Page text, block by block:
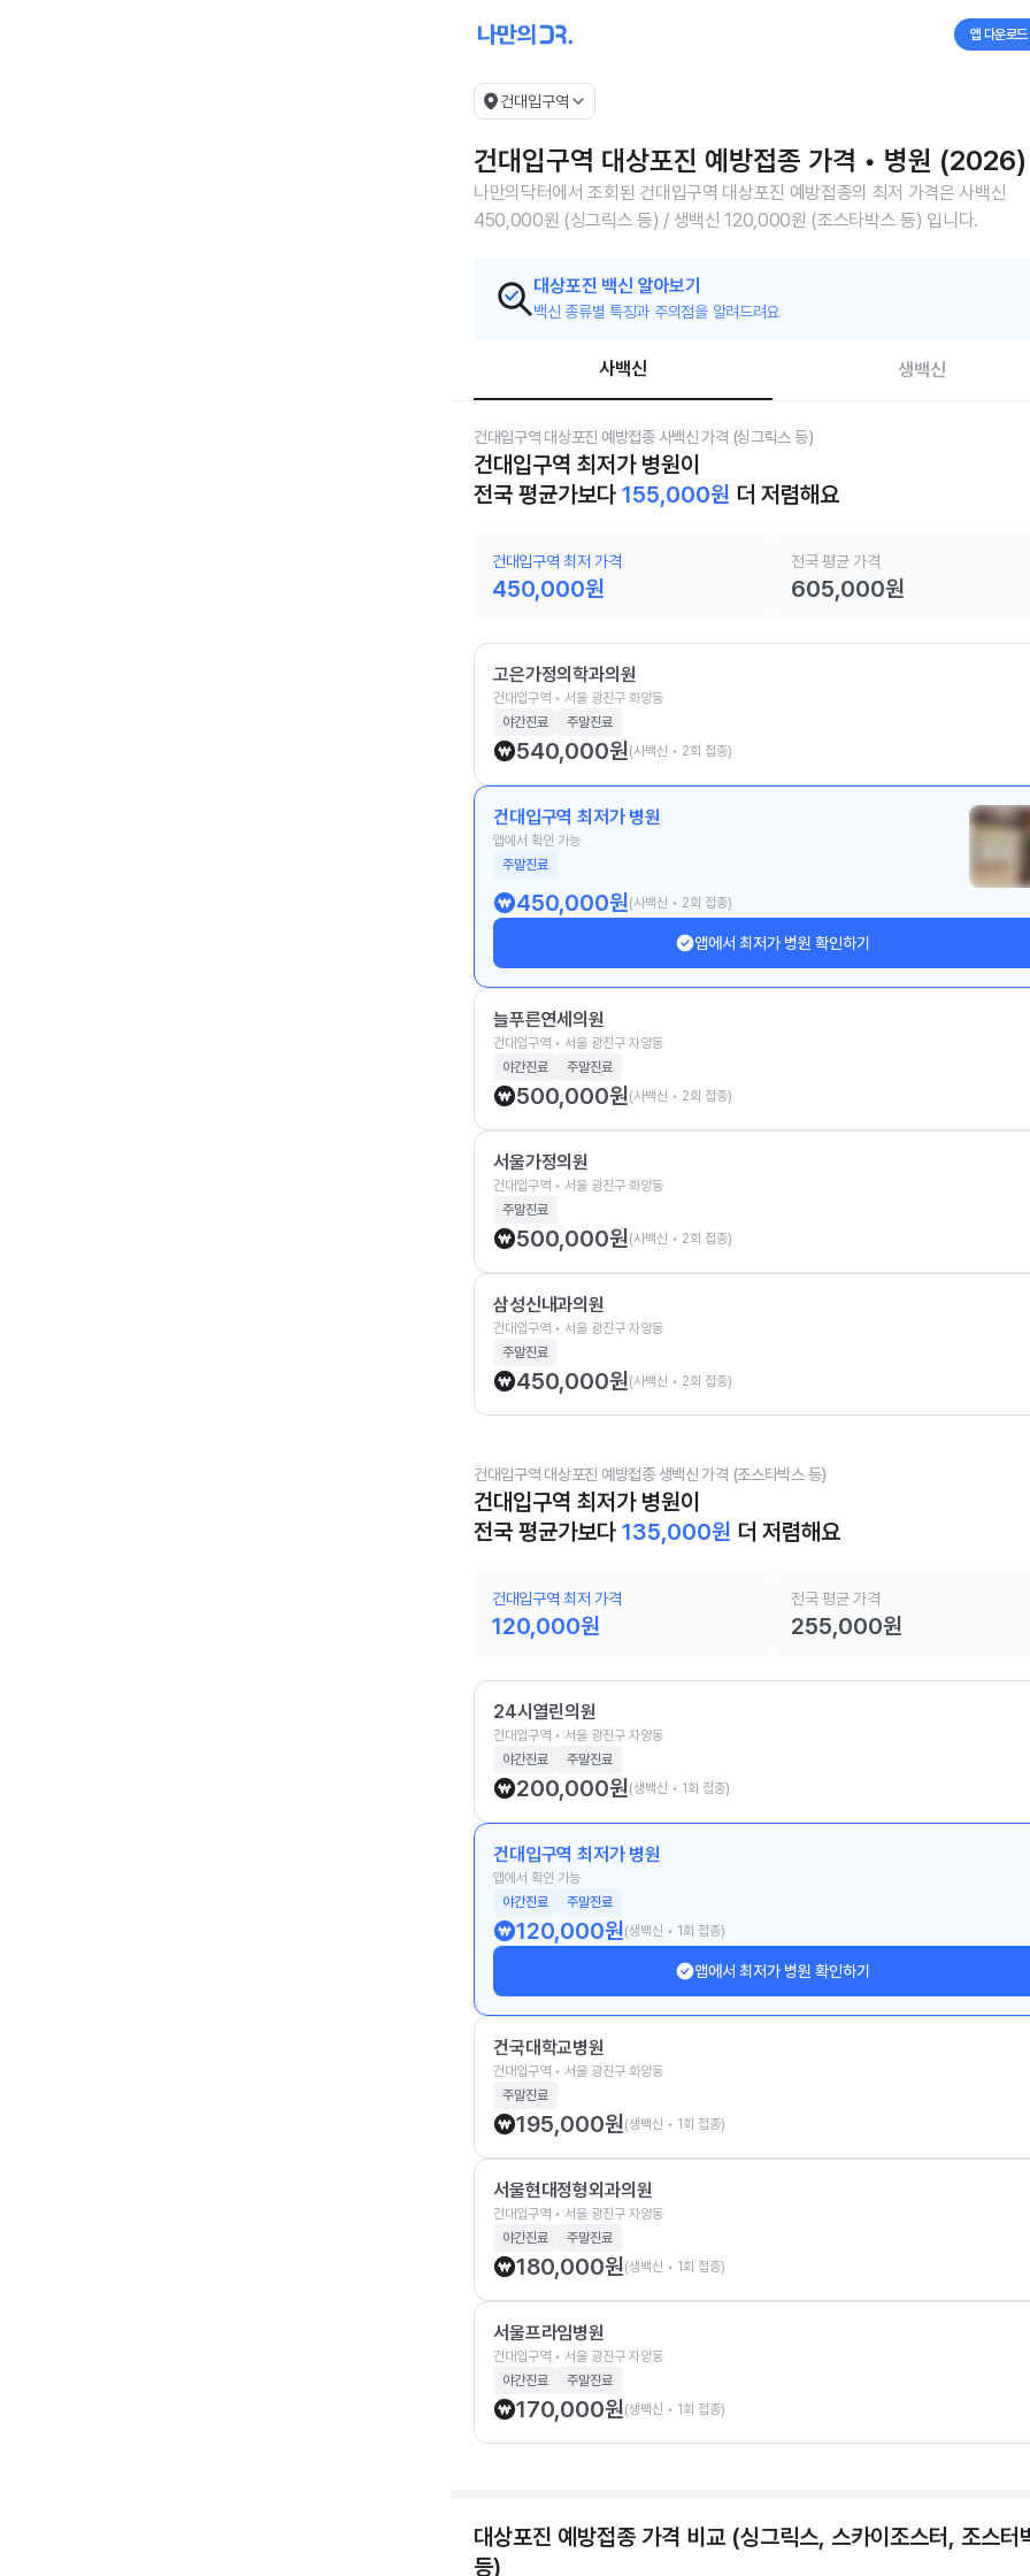
앱 다운로드
건대입구역
건대입구역 대상포진 예방접종 가격 • 병원 (2026)
나만의닥터에서 조회된 건대입구역 대상포진 예방접종의 최저 가격은 사백신
450,000원 (싱그릭스 등) / 생백신 120,000원 (조스타박스 등) 입니다.
대상포진 백신 알아보기
백신 종류별 특징과 주의점을 알려드려요
사백신 생백신
건대입구역 대상포진 예방접종 사백신 가격 (싱그릭스 등)
건대입구역 최저가 병원이
전국 평균가보다 155,000원 더 저렴해요
건대입구역 최저 가격
450,000원
전국 평균 가격
605,000원
고은가정의학과의원
건대입구역 • 서울 광진구 화양동
야간진료
주말진료
540,000원(사백신 • 2회 접종)
건대입구역 최저가 병원
앱에서 확인 가능
주말진료
450,000원(사백신 • 2회 접종)
앱에서 최저가 병원 확인하기
늘푸른연세의원
건대입구역 • 서울 광진구 자양동
야간진료
주말진료
500,000원(사백신 • 2회 접종)
서울가정의원
건대입구역 • 서울 광진구 화양동
주말진료
500,000원(사백신 • 2회 접종)
삼성신내과의원
건대입구역 • 서울 광진구 자양동
주말진료
450,000원(사백신 • 2회 접종)
건대입구역 대상포진 예방접종 생백신 가격 (조스타박스 등)
건대입구역 최저가 병원이
전국 평균가보다 135,000원 더 저렴해요
건대입구역 최저 가격
120,000원
전국 평균 가격
255,000원
24시열린의원
건대입구역 • 서울 광진구 자양동
야간진료
주말진료
200,000원(생백신 • 1회 접종)
건대입구역 최저가 병원
앱에서 확인 가능
야간진료
주말진료
120,000원(생백신 • 1회 접종)
앱에서 최저가 병원 확인하기
건국대학교병원
건대입구역 • 서울 광진구 화양동
주말진료
195,000원(생백신 • 1회 접종)
서울현대정형외과의원
건대입구역 • 서울 광진구 자양동
야간진료
주말진료
180,000원(생백신 • 1회 접종)
서울프라임병원
건대입구역 • 서울 광진구 자양동
야간진료
주말진료
170,000원(생백신 • 1회 접종)
대상포진 예방접종 가격 비교 (싱그릭스, 스카이조스터, 조스터
등)